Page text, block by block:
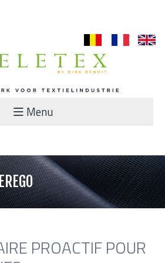
en
Menu
PROACTIF POUR